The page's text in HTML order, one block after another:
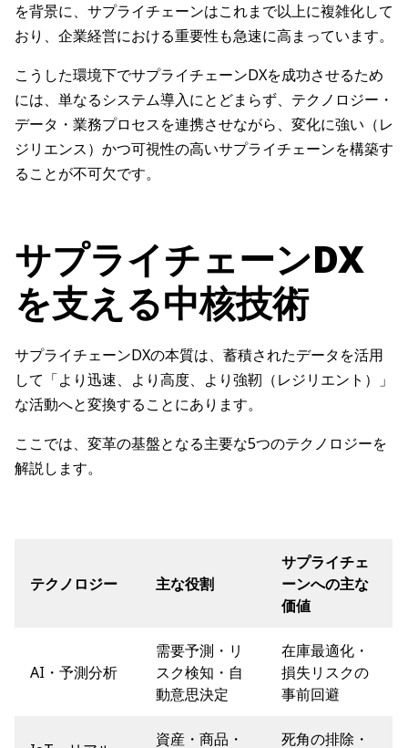
を背景に、サプライチェーンはこれまで以上に複雑化して
おり、企業経営における重要性も急速に高まっています。
こうした環境下でサプライチェーンDXを成功させるため
には、単なるシステム導入にとどまらず、テクノロジー・
データ・業務プロセスを連携させながら、変化に強い（レ
ジリエンス）かつ可視性の高いサプライチェーンを構築す
ることが不可欠です。
サプライチェーンDX
を支える中核技術
サプライチェーンDXの本質は、蓄積されたデータを活用
して「より迅速、より高度、より強靭（レジリエント）」
な活動へと変換することにあります。
ここでは、変革の基盤となる主要な5つのテクノロジーを
解説します。
テクノロジー 主な役割
サプライチェ
ーンへの主な
価値
AI・予測分析
需要予測・リ
スク検知・自
動意思決定
在庫最適化・
損失リスクの
事前回避
資産・商品・ 死角の排除・